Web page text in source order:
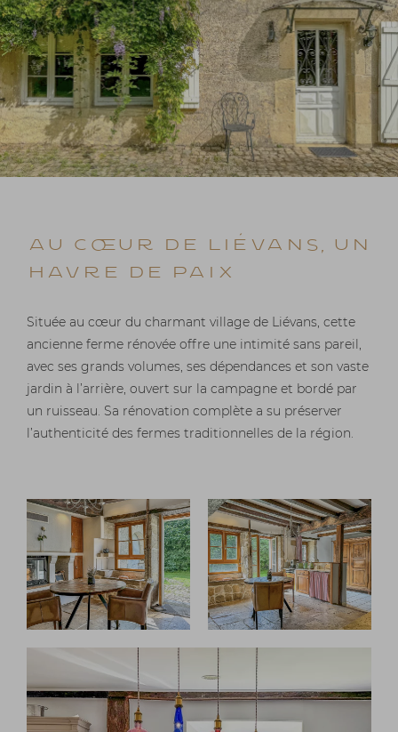
AU CŒUR DE LIÉVANS, UN
HAVRE DE PAIX
Située au cœur du charmant village de Liévans, cette
ancienne ferme rénovée offre une intimité sans pareil,
avec ses grands volumes, ses dépendances et son vaste
jardin à l’arrière, ouvert sur la campagne et bordé par
un ruisseau. Sa rénovation complète a su préserver
l’authenticité des fermes traditionnelles de la région.